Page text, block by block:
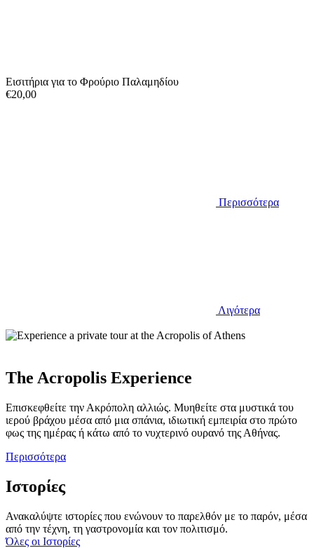
Εισιτήρια για το Φρούριο Παλαμηδίου
€20,00
Περισσότερα
Λιγότερα
The Acropolis Experience
Επισκεφθείτε την Ακρόπολη αλλιώς. Μυηθείτε στα μυστικά του
ιερού βράχου μέσα από μια σπάνια, ιδιωτική εμπειρία στο πρώτο
φως της ημέρας ή κάτω από το νυχτερινό ουρανό της Αθήνας.
Περισσότερα
Ιστορίες
Ανακαλύψτε ιστορίες που ενώνουν το παρελθόν με το παρόν, μέσα
από την τέχνη, τη γαστρονομία και τον πολιτισμό.
Όλες οι Ιστορίες